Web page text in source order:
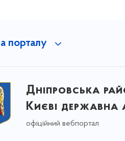
порталу
Дніпровська
Києві державна
офіційний вебпортал